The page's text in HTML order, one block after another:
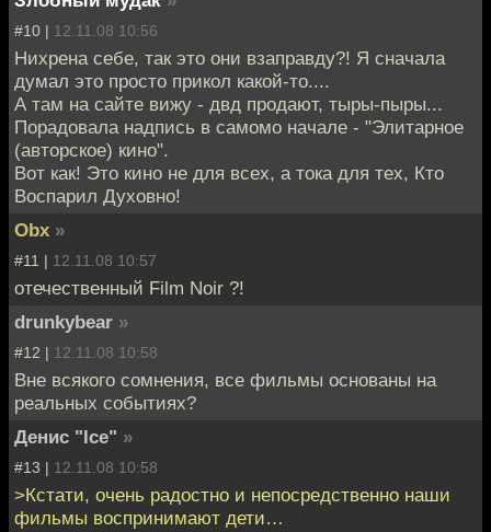
#10 | 12.11.08 10:56
Нихрена себе, так это они взаправду?! Я сначала
думал это просто прикол какой-то....
А там на сайте вижу - двд продают, тыры-пыры...
Порадовала надпись в самомо начале - "Элитарное
(авторское) кино".
Вот как! Это кино не для всех, а тока для тех, Кто
Воспарил Духовно!
Obx »
#11 | 12.11.08 10:57
отечественный Film Noir ?!
drunkybear »
#12 | 12.11.08 10:58
Вне всякого сомнения, все фильмы основаны на
реальных событиях?
Денис "Ice" »
#13 | 12.11.08 10:58
>Кстати, очень радостно и непосредственно наши
фильмы воспринимают дети…